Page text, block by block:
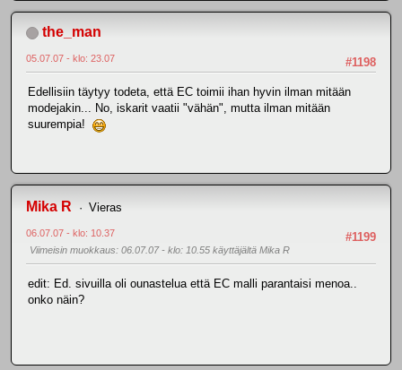
the_man
#1198
05.07.07 - klo: 23.07
Edellisiin täytyy todeta, että EC toimii ihan hyvin ilman mitään
modejakin... No, iskarit vaatii "vähän", mutta ilman mitään
suurempia!
Mika R Vieras
#1199
06.07.07 - klo: 10.37
Viimeisin muokkaus: 06.07.07 - klo: 10.55 käyttäjältä Mika R
edit: Ed. sivuilla oli ounastelua että EC malli parantaisi menoa..
onko näin?